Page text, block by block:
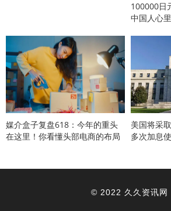
100000日
中国人心
媒介盒子复盘618：今年的重头
在这里！你看懂头部电商的布局
美国将采
多次加息
© 2022 久久资讯网